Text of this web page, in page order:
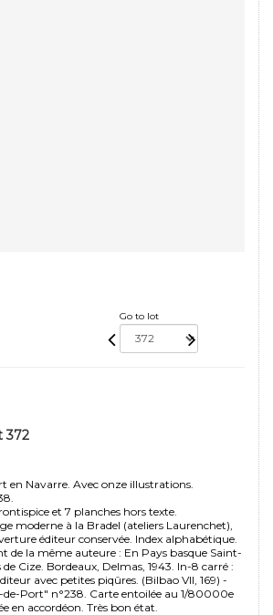
Go to lot
372
en Navarre. Avec onze illustrations.
et 7 planches hors texte.
moderne à la Bradel (ateliers Laurenchet),
éditeur conservée. Index alphabétique.
de la même auteure : En Pays basque Saint-
Cize. Bordeaux, Delmas, 1943. In-8 carré :
avec petites piqûres. (Bilbao VII, 169) -
Port" n°238. Carte entoilée au 1/80000e
en accordéon. Très bon état.